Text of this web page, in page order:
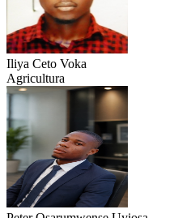
Iliya Ceto Voka
Agricultura